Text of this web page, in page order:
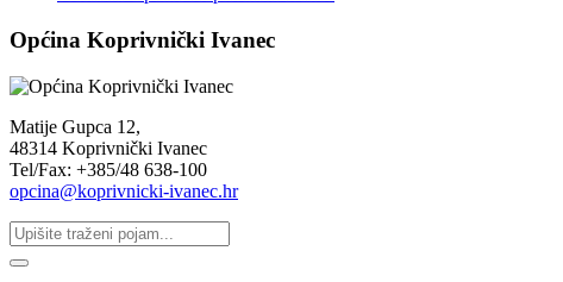
Općina Koprivnički Ivanec
Matije Gupca 12,
48314 Koprivnički Ivanec
Tel/Fax: +385/48 638-100
opcina@koprivnicki-ivanec.hr